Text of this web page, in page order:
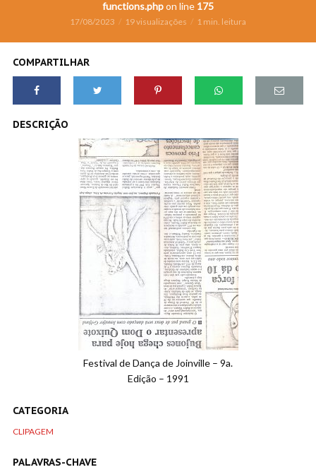
functions.phpon line 175
17/08/2023 19 visualizações 1 min. leitura
COMPARTILHAR
DESCRIÇÃO
Festival de Dança de Joinville – 9a.
Edição – 1991
CATEGORIA
CLIPAGEM
PALAVRAS-CHAVE